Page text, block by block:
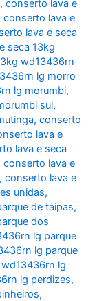
,conserto lava e
conserto lava e
lava e seca
seca 13kg
wd13436rn
lg morro
lg morumbi,
sul,
,conserto
lava e
lava e seca
conserto lava e
,conserto lava e
unidas,
de taipas,
dos
lg parque
lg parque
lg
lg perdizes,
,